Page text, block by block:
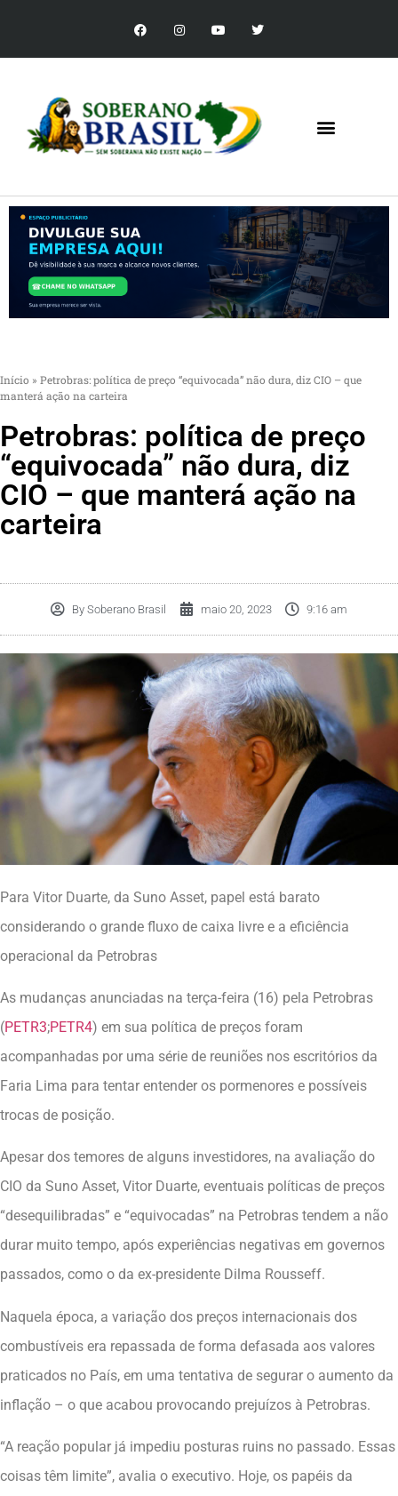
Início » Petrobras: política de preço “equivocada” não dura, diz CIO – que
manterá ação na carteira
Petrobras: política de preço
“equivocada” não dura, diz
CIO – que manterá ação na
carteira
By Soberano Brasil maio 20, 2023 9:16 am
Para Vitor Duarte, da Suno Asset, papel está barato
considerando o grande fluxo de caixa livre e a eficiência
operacional da Petrobras
As mudanças anunciadas na terça-feira (16) pela Petrobras
(PETR3;PETR4) em sua política de preços foram
acompanhadas por uma série de reuniões nos escritórios da
Faria Lima para tentar entender os pormenores e possíveis
trocas de posição.
Apesar dos temores de alguns investidores, na avaliação do
CIO da Suno Asset, Vitor Duarte, eventuais políticas de preços
“desequilibradas” e “equivocadas” na Petrobras tendem a não
durar muito tempo, após experiências negativas em governos
passados, como o da ex-presidente Dilma Rousseff.
Naquela época, a variação dos preços internacionais dos
combustíveis era repassada de forma defasada aos valores
praticados no País, em uma tentativa de segurar o aumento da
inflação – o que acabou provocando prejuízos à Petrobras.
“A reação popular já impediu posturas ruins no passado. Essas
coisas têm limite”, avalia o executivo. Hoje, os papéis da